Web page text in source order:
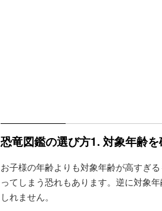
恐竜図鑑の選び方1. 対象年齢
お子様の年齢よりも対象年齢が高すぎ
ってしまう恐れもあります。逆に対象
しれません。